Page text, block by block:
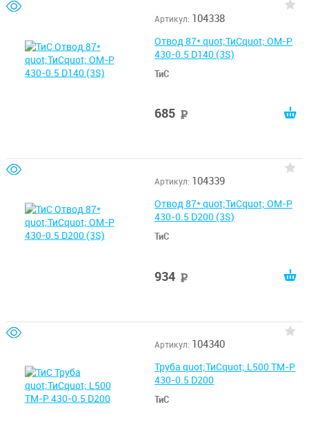
Артикул: 104338
Отвод 87* quot;ТиСquot; ОМ-Р
430-0.5 D140 (3S)
ТиС
685
Артикул: 104339
Отвод 87* quot;ТиСquot; ОМ-Р
430-0.5 D200 (3S)
ТиС
934
Артикул: 104340
Труба quot;ТиСquot; L500 ТМ-Р
430-0.5 D200
ТиС